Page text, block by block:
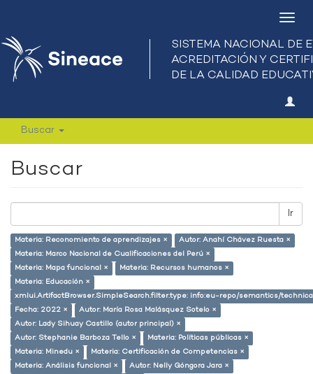
Buscar
Buscar
Ir
Materia: Reconomiento de aprendizajes ×
Autor: Anahí Chávez Ruesta ×
Materia: Marco Nacional de Cualificaciones del Perú ×
Materia: Mapa funcional ×
Materia: Recursos humanos ×
Materia: Educación ×
xmlui.ArtifactBrowser.SimpleSearch.filter.type: info:eu-repo/semantics/
Fecha: 2022 ×
Autor: María Rosa Malásquez Sotelo ×
Autor: Lady Sihuay Castillo (autor principal) ×
Autor: Stephanie Barboza Tello ×
Materia: Políticas públicas ×
Materia: Minedu ×
Materia: Certificación de Competencias ×
Materia: Análisis funcional ×
Autor: Nelly Góngora Jara ×